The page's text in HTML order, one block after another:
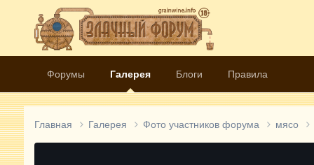
Форумы Галерея Блоги Правила
Главная Галерея Фото участников форума мясо